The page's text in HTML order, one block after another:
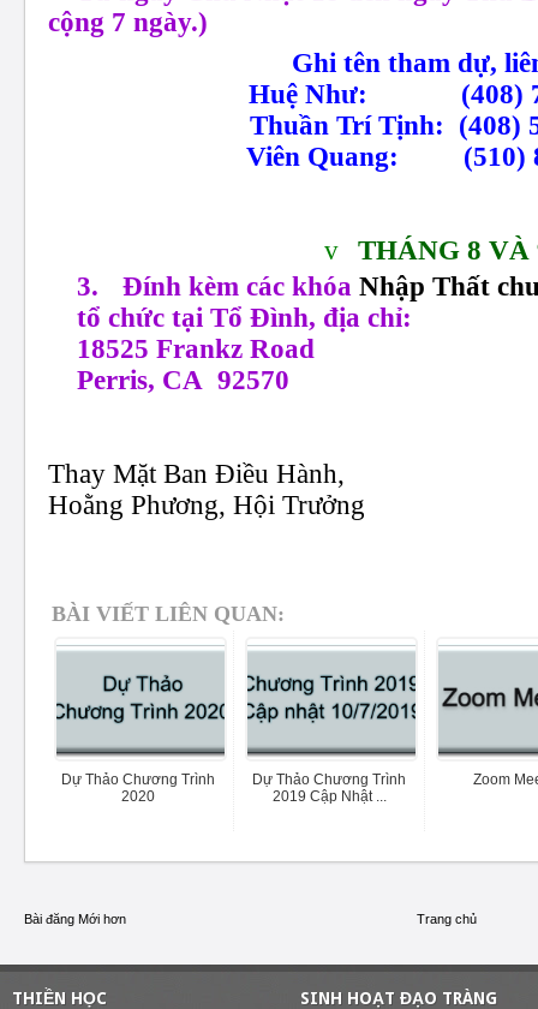
cộng 7 ngày.)
Ghi tên tham dự,
Huệ Như: (408)
Thuần Trí Tịnh: (408)
Viên Quang:
(510)
v
THÁNG 8 VÀ
3.
Đính kèm các khóa Nhập Thất
tổ chức tại Tổ Đình, địa chỉ:
18525 Frankz Road
Perris, CA 92570
Thay Mặt Ban Điều Hành,
Hoằng Phương, Hội Trưởng
BÀI VIẾT LIÊN QUAN:
Dự Thảo Chương Trình
2020
Dự Thảo Chương Trình
2019 Cập Nhật ...
Zoom
Bài đăng Mới hơn Trang chủ
THIỀN HỌC SINH HOẠT ĐẠO TRÀNG